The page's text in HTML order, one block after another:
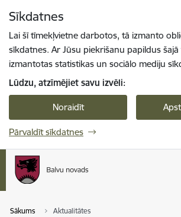
Sīkdatnes
Lai šī tīmekļvietne darbotos, tā izmanto
sīkdatnes. Ar Jūsu piekrišanu papildus
izmantotas statistikas un sociālo mediju
Lūdzu, atzīmējiet savu izvēli:
Noraidīt
Pārvaldīt sīkdatnes
Sākums Aktualitātes